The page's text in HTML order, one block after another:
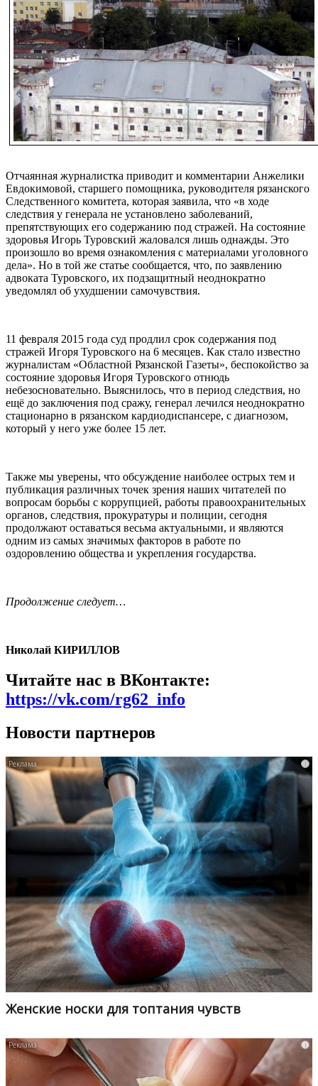
Отчаянная журналистка приводит и комментарии Анжелики
Евдокимовой, старшего помощника, руководителя рязанского
Следственного комитета, которая заявила, что «в ходе
следствия у генерала не установлено заболеваний,
препятствующих его содержанию под стражей. На состояние
здоровья Игорь Туровский жаловался лишь однажды. Это
произошло во время ознакомления с материалами уголовного
дела». Но в той же статье сообщается, что, по заявлению
адвоката Туровского, их подзащитный неоднократно
уведомлял об ухудшении самочувствия.
11 февраля 2015 года суд продлил срок содержания под
стражей Игоря Туровского на 6 месяцев. Как стало известно
журналистам «Областной Рязанской Газеты», беспокойство за
состояние здоровья Игоря Туровского отнюдь
небезосновательно. Выяснилось, что в период следствия, но
ещё до заключения под сражу, генерал лечился неоднократно
стационарно в рязанском кардиодиспансере, с диагнозом,
который у него уже более 15 лет.
Также мы уверены, что обсуждение наиболее острых тем и
публикация различных точек зрения наших читателей по
вопросам борьбы с коррупцией, работы правоохранительных
органов, следствия, прокуратуры и полиции, сегодня
продолжают оставаться весьма актуальными, и являются
одним из самых значимых факторов в работе по
оздоровлению общества и укрепления государства.
Продолжение следует…
Николай КИРИЛЛОВ
Читайте нас в ВКонтакте:
https://vk.com/rg62_info
Новости партнеров
i
Женские носки для топтания чувств
i